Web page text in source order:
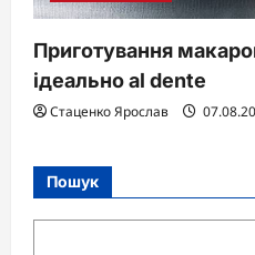
Приготування
ідеально al dente
Стаценко Ярослав
Пошук